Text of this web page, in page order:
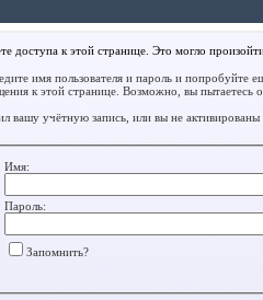
доступа к этой странице. Это могло
имя пользователя и пароль и попробуйте
к этой странице. Возможно, вы
вашу учётную запись, или вы не активированы
Имя:
Пароль:
Запомнить?